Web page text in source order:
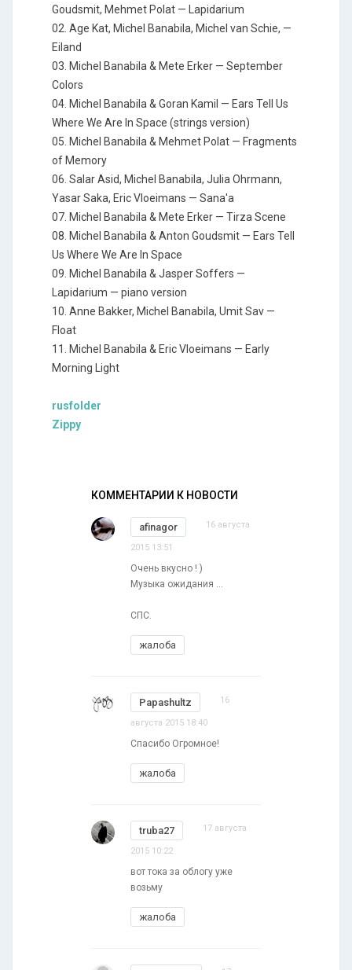
Goudsmit, Mehmet Polat — Lapidarium
02. Age Kat, Michel Banabila, Michel van Schie, —
Eiland
03. Michel Banabila & Mete Erker — September
Colors
04. Michel Banabila & Goran Kamil — Ears Tell Us
Where We Are In Space (strings version)
05. Michel Banabila & Mehmet Polat — Fragments
of Memory
06. Salar Asid, Michel Banabila, Julia Ohrmann,
Yasar Saka, Eric Vloeimans — Sana'a
07. Michel Banabila & Mete Erker — Tirza Scene
08. Michel Banabila & Anton Goudsmit — Ears Tell
Us Where We Are In Space
09. Michel Banabila & Jasper Soffers —
Lapidarium — piano version
10. Anne Bakker, Michel Banabila, Umit Sav —
Float
11. Michel Banabila & Eric Vloeimans — Early
Morning Light
rusfolder
Zippy
КОММЕНТАРИИ К НОВОСТИ
afinagor 16 августа
2015 13:51
Очень вкусно ! )
Музыка ожидания ...
СПС.
жалоба
Papashultz 16
августа 2015 18:40
Спасибо Огромное!
жалоба
truba27 17 августа
2015 10:22
вот тока за облогу уже
возьму
жалоба